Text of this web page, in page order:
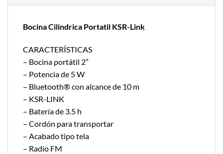
Bocina Cilindrica Portatil KSR-Link
CARACTERÍSTICAS
– Bocina portátil 2”
– Potencia de 5 W
– Bluetooth® con alcance de 10 m
– KSR-LINK
– Batería de 3.5 h
– Cordón para transportar
– Acabado tipo tela
– Radio FM